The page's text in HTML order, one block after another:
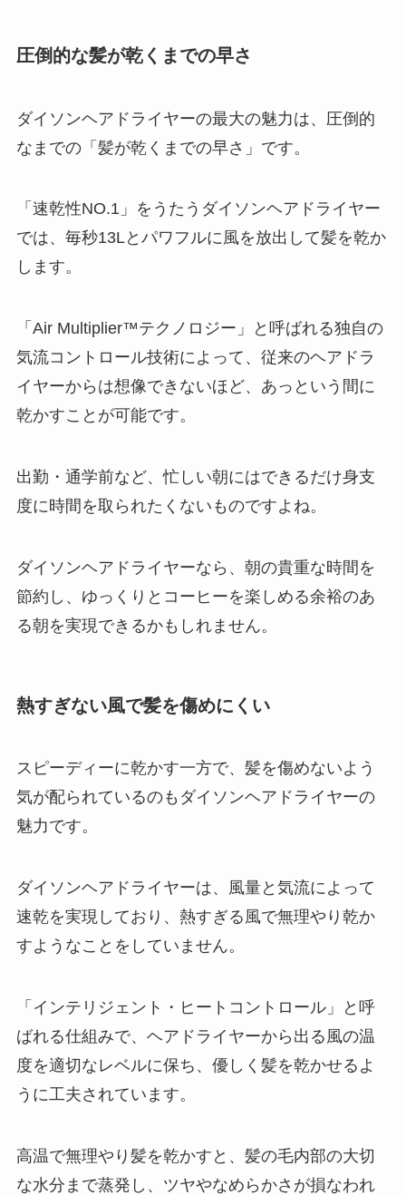
圧倒的な髪が乾くまでの早さ
ダイソンヘアドライヤーの最大の魅力は、 圧倒的
なまでの「髪が乾くまでの早さ」 です。
「速乾性NO.1」をうたうダイソンヘアドライヤー
では、毎秒13Lとパワフルに風を放出して髪を乾か
します。
「Air Multiplier™テクノロジー」と呼ばれる独自の
気流コントロール技術によって、従来のヘアドラ
イヤーからは想像できないほど、あっという間に
乾かすことが可能です。
出勤・通学前など、忙しい朝にはできるだけ身支
度に時間を取られたくないものですよね。
ダイソンヘアドライヤーなら、朝の貴重な時間を
節約し、ゆっくりとコーヒーを楽しめる余裕のあ
る朝を実現できるかもしれません。
熱すぎない風で髪を傷めにくい
スピーディーに乾かす一方で、 髪を傷めないよう
気が配られているのもダイソンヘアドライヤーの
魅力です。
ダイソンヘアドライヤーは、風量と気流によって
速乾を実現しており、熱すぎる風で無理やり乾か
すようなことをしていません。
「インテリジェント・ヒートコントロール」と呼
ばれる仕組みで、ヘアドライヤーから出る風の温
度を適切なレベルに保ち、優しく髪を乾かせるよ
うに工夫されています。
高温で無理やり髪を乾かすと、髪の毛内部の大切
な水分まで蒸発し、ツヤやなめらかさが損なわれ